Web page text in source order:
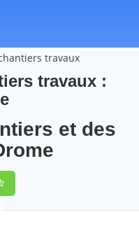
travaux
travaux :
et des